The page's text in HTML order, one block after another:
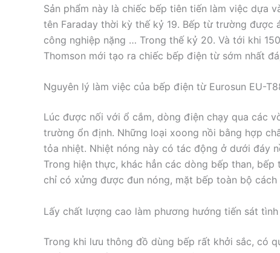
Sản phẩm này là chiếc bếp tiên tiến làm việc dựa
tên Faraday thời kỳ thế kỷ 19. Bếp từ trường được
công nghiệp nặng … Trong thế kỷ 20. Và tới khi
Thomson mới tạo ra chiếc bếp điện từ sớm nhất
Nguyên lý làm việc của bếp điện từ Eurosun EU-
Lúc được nối với ổ cắm, dòng điện chạy qua các
trường ổn định. Những loại xoong nồi bằng hợp
tỏa nhiệt. Nhiệt nóng này có tác động ở dưới đáy
Trong hiện thực, khác hẳn các dòng bếp than,
chỉ có xửng được đun nóng, mặt bếp toàn bộ cách
Lấy chất lượng cao làm phương hướng tiến sát
Trong khi lưu thông đồ dùng bếp rất khởi sắc, có